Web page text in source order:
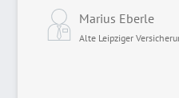
Marius Eberle
Alte Leipziger